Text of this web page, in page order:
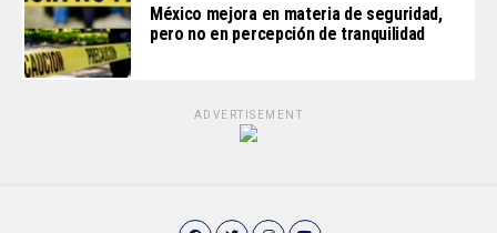
México mejora en materia de seguridad,
pero no en percepción de tranquilidad
ADVERTISEMENT